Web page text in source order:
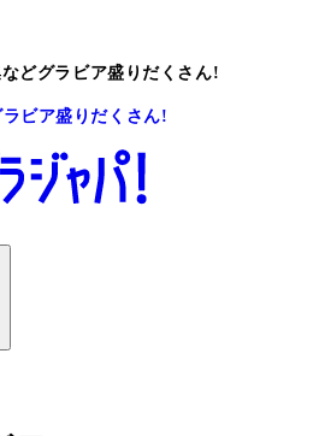
どグラビア盛りだくさん!
ビア盛りだくさん!